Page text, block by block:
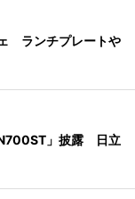
ランチプレートや
」披露 日立